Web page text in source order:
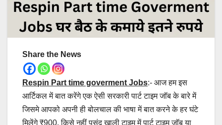
Share the News
Respin Part time goverment Jobs:- आज हम इस
आर्टिकल में बात करेंगे एक ऐसी सरकारी पार्ट टाइम जॉब के बारे में
जिसमे आपको अपनी ही बोलचाल की भाषा में बात करने के हर घंटे
मिलेंगे ₹900. किसे नहीं पसंद खाली टाइम में पार्ट टाइम जॉब या